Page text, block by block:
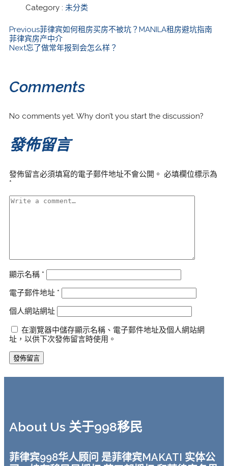
Category : 未分类
Previous菲律宾如何租房买房不被坑？MANILA租房避坑指南
菲律宾房产中介
Next忘了做常年报到会怎么样？
Comments
No comments yet. Why don’t you start the discussion?
發佈留言
發佈留言必須填寫的電子郵件地址不會公開。 必填欄位標示為
*
顯示名稱 *
電子郵件地址 *
個人網站網址
在瀏覽器中儲存顯示名稱、電子郵件地址及個人網站網
址，以供下次發佈留言時使用。
About Us 关于998移民
菲律宾998华人顾问 是菲律宾MAKATI 实体公